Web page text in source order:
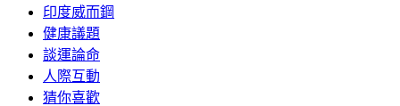
印度威而鋼
健康議題
談運論命
人際互動
猜你喜歡